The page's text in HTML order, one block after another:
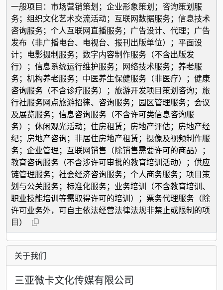
一般项目：市场营销策划；企业形象策划；咨询策划服
务；组织文化艺术交流活动；互联网数据服务；信息技术
咨询服务；个人互联网直播服务；广告设计、代理；广告
发布（非广播电台、电视台、报刊出版单位）；平面设
计；电影摄制服务；数字内容制作服务（不含出版发
行）；信息系统运行维护服务；网络技术服务；养老服
务；机构养老服务；中医养生保健服务（非医疗）；健康
咨询服务（不含诊疗服务）；旅游开发项目策划咨询；旅
行社服务网点旅游招徕、咨询服务；园区管理服务；会议
及展览服务；信息咨询服务（不含许可类信息咨询服
务）；休闲观光活动；住房租赁；房地产评估；房地产经
纪；房地产咨询；非居住房地产租赁；摄像及视频制作服
务；企业管理；互联网销售（除销售需要许可的商品）；
教育咨询服务（不含涉许可审批的教育培训活动）；供应
链管理服务；社会经济咨询服务；个人商务服务；项目策
划与公关服务；标准化服务；业务培训（不含教育培训、
职业技能培训等需取得许可的培训）；票务代理服务（除
许可业务外，可自主依法经营法律法规非禁止或限制的项
目）
关于我们
三亚微卡文化传媒有限公司